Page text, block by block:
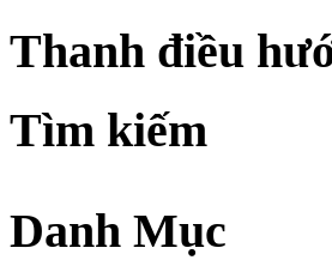
Thanh điều
Tìm kiếm
Danh Mục